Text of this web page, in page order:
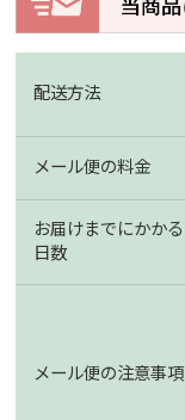
配送方法
メール便の料金
お届けまでにかかる
日数
メール便の注意事項